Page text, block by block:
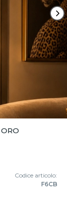
Codice articolo:
F6CB